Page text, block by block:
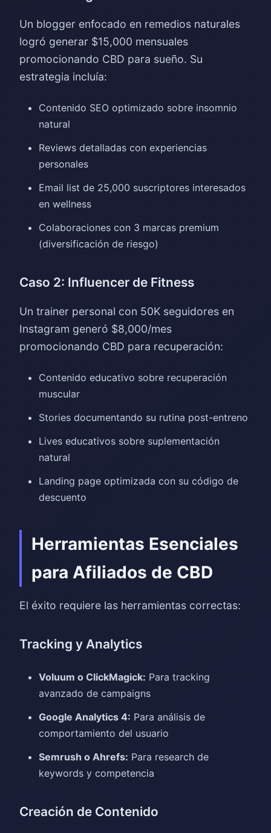
Un blogger enfocado en remedios naturales
logró generar $15,000 mensuales
promocionando CBD para sueño. Su
estrategia incluía:
Contenido SEO optimizado sobre insomnio
natural
Reviews detalladas con experiencias
personales
Email list de 25,000 suscriptores interesados
en wellness
Colaboraciones con 3 marcas premium
(diversificación de riesgo)
Caso 2: Influencer de Fitness
Un trainer personal con 50K seguidores en
Instagram generó $8,000/mes
promocionando CBD para recuperación:
Contenido educativo sobre recuperación
muscular
Stories documentando su rutina post-entreno
Lives educativos sobre suplementación
natural
Landing page optimizada con su código de
descuento
Herramientas Esenciales
para Afiliados de CBD
El éxito requiere las herramientas correctas:
Tracking y Analytics
Voluum o ClickMagick: Para tracking
avanzado de campaigns
Google Analytics 4: Para análisis de
comportamiento del usuario
Semrush o Ahrefs: Para research de
keywords y competencia
Creación de Contenido